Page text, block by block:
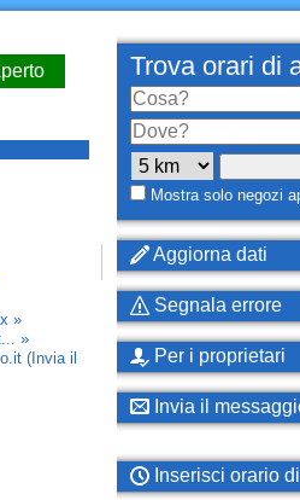
»
»
.it (Invia il
Trova orari di
Mostra solo negozi
Aggiorna dati
Segnala errore
Per i proprietari
Invia il
Inserisci orario